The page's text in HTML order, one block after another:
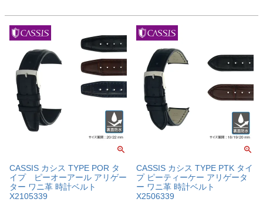
CASSIS カシス TYPE POR タ
イプ ピーオーアール アリゲー
ター ワニ革 時計ベルト
X2105339
CASSIS カシス TYPE PTK タイ
プ ピーティーケー アリゲータ
ー ワニ革 時計ベルト
X2506339